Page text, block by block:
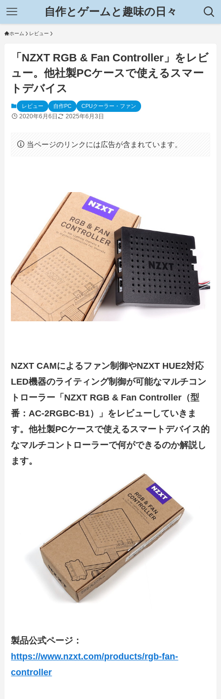
自作とゲームと趣味の日々
ホーム レビュー
「NZXT RGB & Fan Controller」をレビ
ュー。他社製PCケースで使えるスマー
トデバイス
レビュー 自作PC CPUクーラー・ファン
2020年6月6日 2025年6月3日
当ページのリンクには広告が含まれています。
NZXT CAMによるファン制御やNZXT HUE2対応
LED機器のライティング制御が可能なマルチコン
トローラー「NZXT RGB & Fan Controller（型
番：AC-2RGBC-B1）」をレビューしていきま
す。他社製PCケースで使えるスマートデバイス的
なマルチコントローラーで何ができるのか解説し
ます。
製品公式ページ：
https://www.nzxt.com/products/rgb-fan-
controller